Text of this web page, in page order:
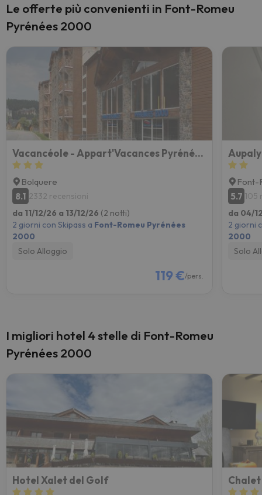
Le offerte più convenienti in Font-Romeu
Pyrénées 2000
Vacancéole - Appart'Vacances Pyrénées 2000
Bolquere
8.1 2332 recensioni
da 11/12/26 a 13/12/26 (2 notti)
2 giorni con Skipass a Font-Romeu Pyrénées
2000
Solo Alloggio
119 €/pers.
Font-
5.7 105
da 04/
2 giorni
2000
Solo
I migliori hotel 4 stelle di Font-Romeu
Pyrénées 2000
Hotel Xalet del Golf Chalet